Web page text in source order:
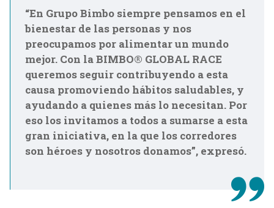
“En Grupo Bimbo siempre pensamos en el
bienestar de las personas y nos
preocupamos por alimentar un mundo
mejor. Con la BIMBO® GLOBAL RACE
queremos seguir contribuyendo a esta
causa promoviendo hábitos saludables, y
ayudando a quienes más lo necesitan. Por
eso los invitamos a todos a sumarse a esta
gran iniciativa, en la que los corredores
son héroes y nosotros donamos”, expresó.